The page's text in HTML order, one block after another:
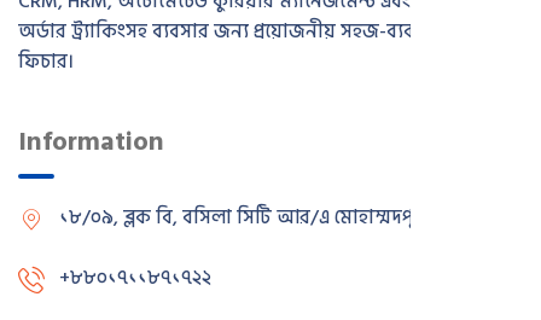
অর্ডার ট্র্যাকিংসহ ব্যবসার জন্য প্রয়োজনীয় সহজ-ব্যবহারযোগ্য সব
ফিচার।
Information
১৮/০৯, ব্লক বি, বসিলা সিটি আর/এমোহাম্মদপুর, ঢাকা
+৮৮০১৭১১৮৭১৭২২